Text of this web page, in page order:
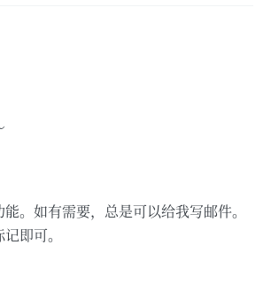
。如有需要，总是可以给我写邮件。
即可。